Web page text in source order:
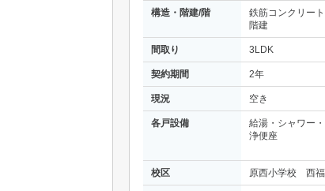
構造・階建/階
鉄筋コンクリー
階建
間取り 3LDK
契約期間 2年
現況 空き
各戸設備
給湯・シャワー
浄便座
校区 原西小学校 西